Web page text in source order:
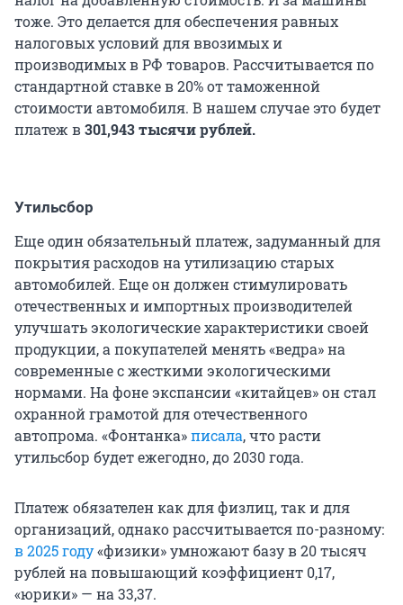
тоже. Это делается для обеспечения равных
налоговых условий для ввозимых и
производимых в РФ товаров. Рассчитывается по
стандартной ставке в 20% от таможенной
стоимости автомобиля. В нашем случае это будет
платеж в301,943 тысячи рублей.
Утильсбор
Еще один обязательный платеж, задуманный для
покрытия расходов на утилизацию старых
автомобилей. Еще он должен стимулировать
отечественных и импортных производителей
улучшать экологические характеристики своей
продукции, а покупателей менять «ведра» на
современные с жесткими экологическими
нормами. На фоне экспансии «китайцев» он стал
охранной грамотой для отечественного
автопрома. «Фонтанка»писала, что расти
утильсбор будет ежегодно, до 2030 года.
Платеж обязателен как для физлиц, так и для
организаций, однако рассчитывается по-разному:
в 2025 году«физики» умножают базу в 20 тысяч
рублей на повышающий коэффициент 0,17,
«юрики» — на 33,37.